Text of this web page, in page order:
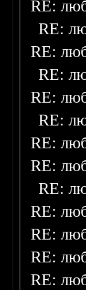
RE:
RE:
RE:
RE:
RE:
RE:
RE:
RE:
RE:
RE:
RE:
RE:
RE: